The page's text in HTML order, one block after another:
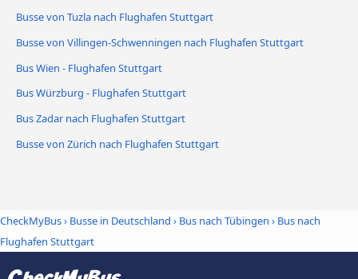
Busse von Tuzla nach Flughafen Stuttgart
Busse von Villingen-Schwenningen nach Flughafen Stuttgart
Bus Wien - Flughafen Stuttgart
Bus Würzburg - Flughafen Stuttgart
Bus Zadar nach Flughafen Stuttgart
Busse von Zürich nach Flughafen Stuttgart
CheckMyBus› Busse in Deutschland › Bus nach Tübingen › Bus nach
Flughafen Stuttgart